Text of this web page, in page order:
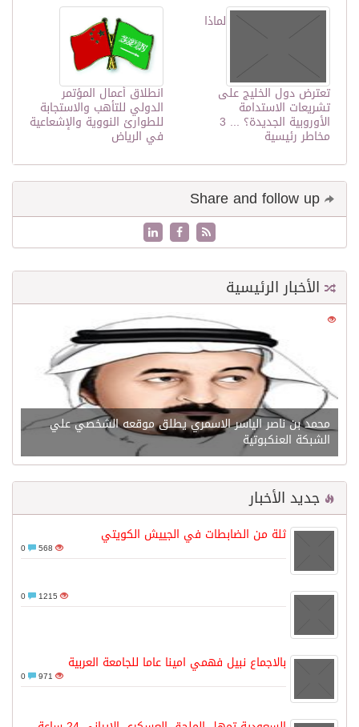
انطلاق أعمال المؤتمر
الدولي للتأهب والاستجابة
للطوارئ النووية والإشعاعية
في الرياض
لماذا
تعترض دول الخليج على
تشريعات الاستدامة
الأوروبية الجديدة؟ ... 3
مخاطر رئيسية
الأخبار الرئيسية
21542
محمد بن ناصر الياسر الاسمري يطلق موقعه الشخصي علي
الشبكة العنكبوتية
جديد الأخبار
ثلة من الضابطات في الجييش الكويتي
568
1215
بالاجماع نبيل فهمي امينا عاما للجامعة العربية
971